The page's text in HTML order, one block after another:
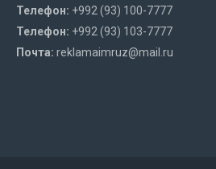
Телефон: +992 (93) 100-7777
Телефон: +992 (93) 103-7777
Почта: reklamaimruz@mail.ru